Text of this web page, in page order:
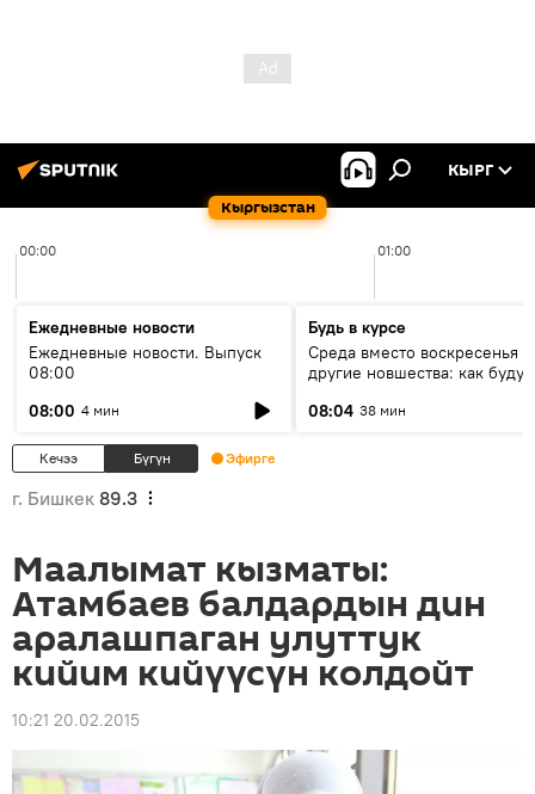
Кыргызстан
КЫРГ
00:00 01:00
Ежедневные новости
Ежедневные новости. Выпуск
08:00
08:00 4 мин
Будь в курсе
Среда вместо воскресенья и
другие новшества: как будут
08:04 38 мин
Кечээ Бүгүн Эфирге
г. Бишкек 89.3
Маалымат кызматы:
Атамбаев балдардын дин
аралашпаган улуттук
кийим кийүүсүн колдойт
10:21 20.02.2015